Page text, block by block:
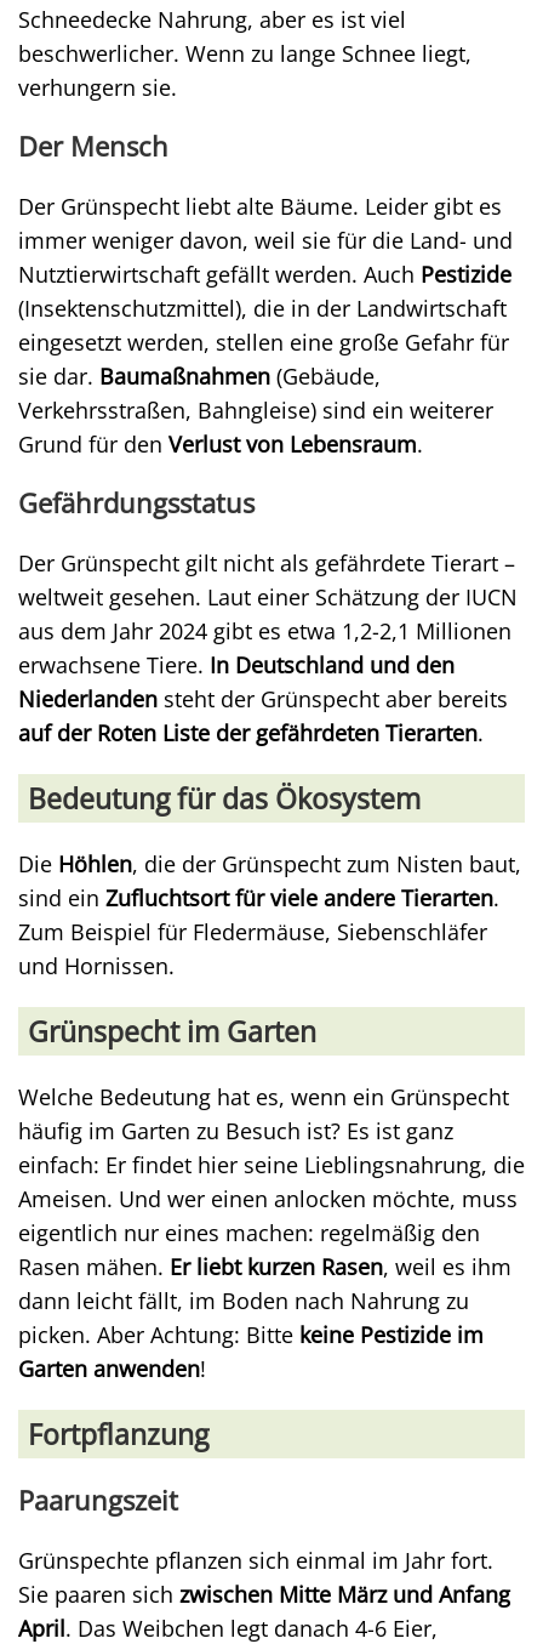
Schneedecke Nahrung, aber es ist viel
beschwerlicher. Wenn zu lange Schnee liegt,
verhungern sie.
Der Mensch
Der Grünspecht liebt alte Bäume. Leider gibt es
immer weniger davon, weil sie für die Land- und
Nutztierwirtschaft gefällt werden. Auch Pestizide
(Insektenschutzmittel), die in der Landwirtschaft
eingesetzt werden, stellen eine große Gefahr für
sie dar. Baumaßnahmen (Gebäude,
Verkehrsstraßen, Bahngleise) sind ein weiterer
Grund für den Verlust von Lebensraum.
Gefährdungsstatus
Der Grünspecht gilt nicht als gefährdete Tierart –
weltweit gesehen. Laut einer Schätzung der IUCN
aus dem Jahr 2024 gibt es etwa 1,2-2,1 Millionen
erwachsene Tiere. In Deutschland und den
Niederlanden steht der Grünspecht aber bereits
auf der Roten Liste der gefährdeten Tierarten.
Bedeutung für das Ökosystem
Die Höhlen, die der Grünspecht zum Nisten baut,
sind ein Zufluchtsort für viele andere Tierarten.
Zum Beispiel für Fledermäuse, Siebenschläfer
und Hornissen.
Grünspecht im Garten
Welche Bedeutung hat es, wenn ein Grünspecht
häufig im Garten zu Besuch ist? Es ist ganz
einfach: Er findet hier seine Lieblingsnahrung, die
Ameisen. Und wer einen anlocken möchte, muss
eigentlich nur eines machen: regelmäßig den
Rasen mähen. Er liebt kurzen Rasen, weil es ihm
dann leicht fällt, im Boden nach Nahrung zu
picken. Aber Achtung: Bitte keine Pestizide im
Garten anwenden!
Fortpflanzung
Paarungszeit
Grünspechte pflanzen sich einmal im Jahr fort.
Sie paaren sich zwischen Mitte März und Anfang
April. Das Weibchen legt danach 4-6 Eier,